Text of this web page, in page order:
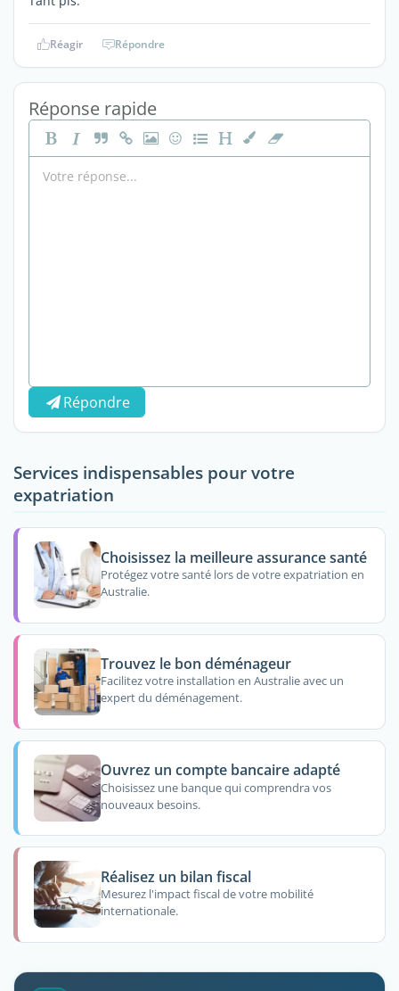
Réagir Répondre
Réponse rapide
Répondre
Services indispensables pour votre
expatriation
Choisissez la meilleure assurance santé
Protégez votre santé lors de votre expatriation en
Australie.
Trouvez le bon déménageur
Facilitez votre installation en Australie avec un
expert du déménagement.
Ouvrez un compte bancaire adapté
Choisissez une banque qui comprendra vos
nouveaux besoins.
Réalisez un bilan fiscal
Mesurez l'impact fiscal de votre mobilité
internationale.